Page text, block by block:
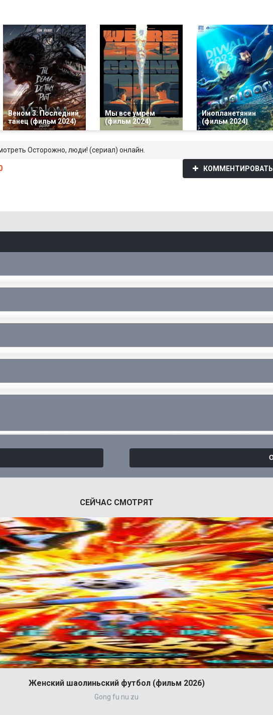
Веном 3: Последний
танец (фильм 2024)
Мы все умрем
(фильм 2024)
Инопланетянин
(фильм 2024)
Осторожно, люди! (сериал) онлайн.
КОММЕНТИРОВАТЬ
СЕЙЧАС СМОТРЯТ
Женский шаолиньский футбол (фильм 2026)
Gong fu nu zu